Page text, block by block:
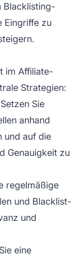
Blacklisting-
Eingriffe zu
im Affiliate-
Strategien:
Setzen Sie
anhand
und auf die
Genauigkeit zu
regelmäßige
und Blacklist-
und
eine